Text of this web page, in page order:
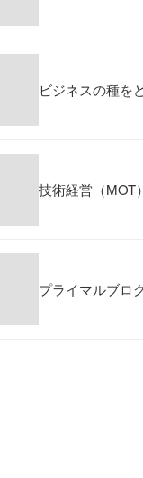
ビジネスの種を
技術経営（MOT）
プライマルブロ